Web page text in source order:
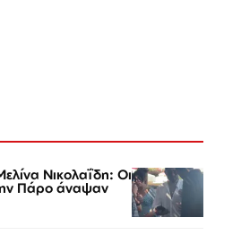
Νικολαΐδη: Οι
Πάρο άναψαν